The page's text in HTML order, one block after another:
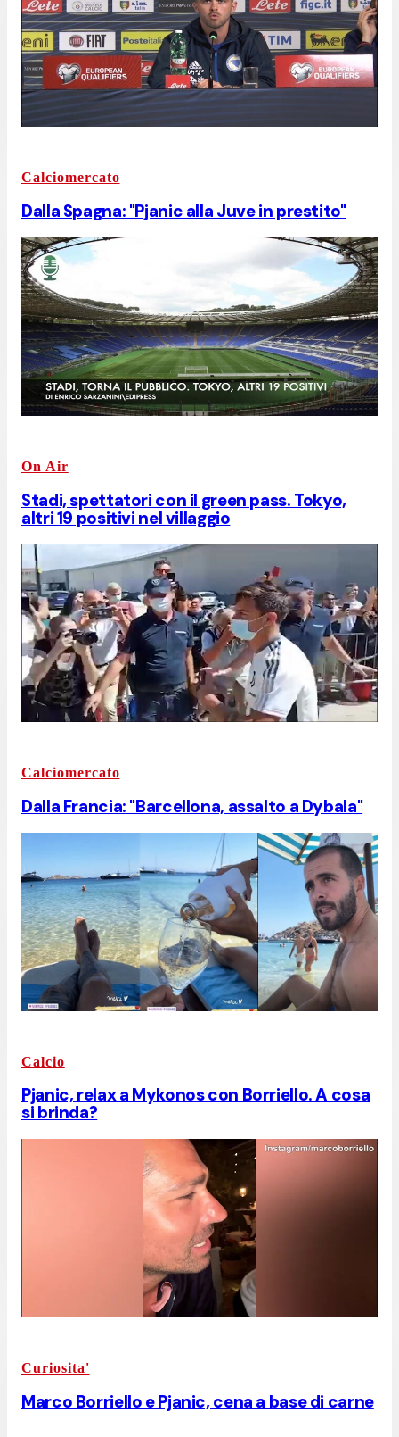
Calciomercato
Dalla Spagna: "Pjanic alla Juve in prestito"
On Air
Stadi, spettatori con il green pass. Tokyo,
altri 19 positivi nel villaggio
Calciomercato
Dalla Francia: "Barcellona, assalto a Dybala"
Calcio
Pjanic, relax a Mykonos con Borriello. A cosa
si brinda?
Curiosita'
Marco Borriello e Pjanic, cena a base di carne